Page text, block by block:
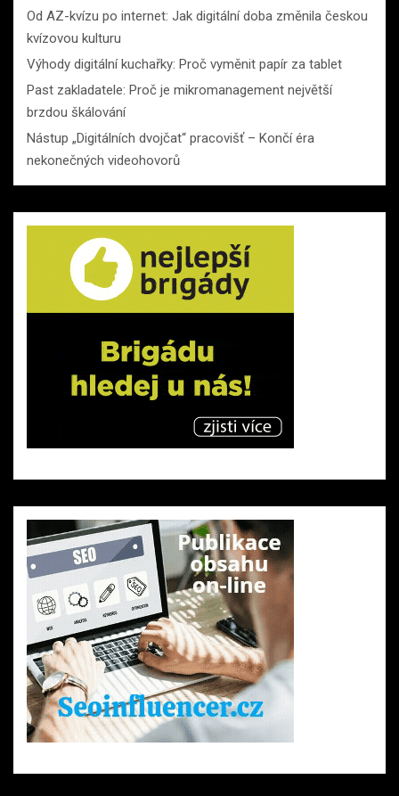
Od AZ-kvízu po internet: Jak digitální doba změnila českou
kvízovou kulturu
Výhody digitální kuchařky: Proč vyměnit papír za tablet
Past zakladatele: Proč je mikromanagement největší
brzdou škálování
Nástup „Digitálních dvojčat“ pracovišť – Končí éra
nekonečných videohovorů